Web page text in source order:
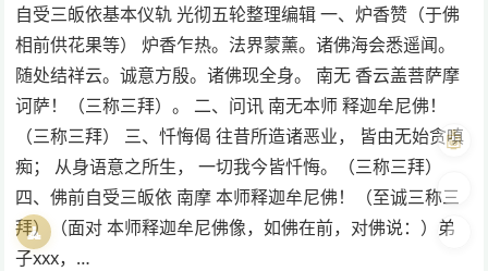
自受三皈依基本仪轨 光彻五轮整理编辑 一、炉香赞（于佛
相前供花果等） 炉香乍热。法界蒙薰。诸佛海会悉遥闻。
随处结祥云。诚意方殷。诸佛现全身。 南无 香云盖菩萨摩
诃萨！（三称三拜）。 二、问讯 南无本师 释迦牟尼佛！
（三称三拜） 三、忏悔偈 往昔所造诸恶业， 皆由无始贪嗔
痴； 从身语意之所生， 一切我今皆忏悔。（三称三拜）
四、佛前自受三皈依 南摩 本师释迦牟尼佛！（至诚三称三
拜）（面对 本师释迦牟尼佛像，如佛在前，对佛说：）弟
子xxx，…
🌓
🧘
🤖
🎨